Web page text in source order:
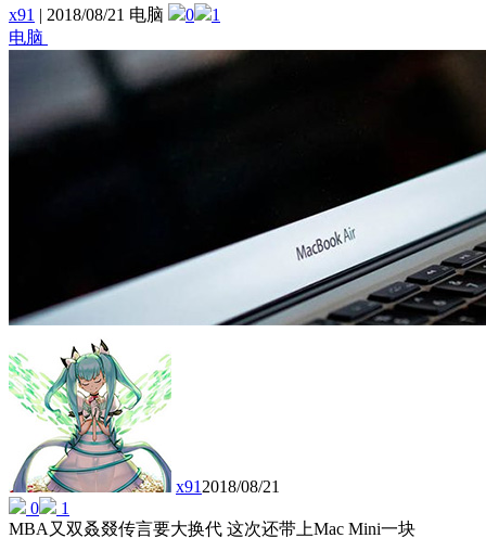
x91 | 2018/08/21 电脑 0
1
电脑
x912018/08/21
0
1
MBA又双叒叕传言要大换代 这次还带上Mac Mini一块